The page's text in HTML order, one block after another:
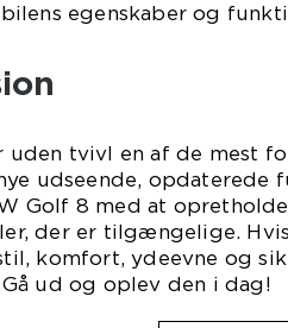
egenskaber og
uden tvivl en af de mest
udseende, opdaterede
Golf 8 med at
der er tilgængelige.
komfort, ydeevne og
ud og oplev den i dag!